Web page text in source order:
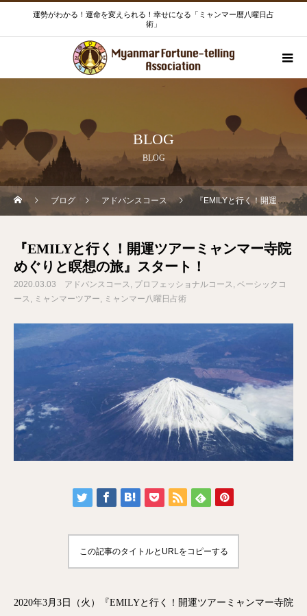
運勢がわかる！運命を変えられる！幸せになる「ミャンマー暦八曜日占
術」
BLOG
BLOG
ブログ アドバンスコース 『EMILYと行く！開運ツアーミャンマー寺院めぐりと瞑想の旅』スタート！
『EMILYと行く！開運ツアーミャンマー寺院
めぐりと瞑想の旅』スタート！
2020.03.03 アドバンスコース プロフェッショナルコース ベーシックコ
ース
ミャンマーツアー ミャンマー八曜日占術
この記事のタイトルとURLをコピーする
2020年3月3日（火）『EMILYと行く！開運ツアーミャンマー寺院